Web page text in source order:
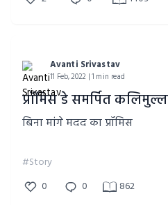
Avanti Srivastav
11 Feb, 2022 | 1 min read
बिना मांगे मदद का प्रॉमिस
#Story
0
0 862